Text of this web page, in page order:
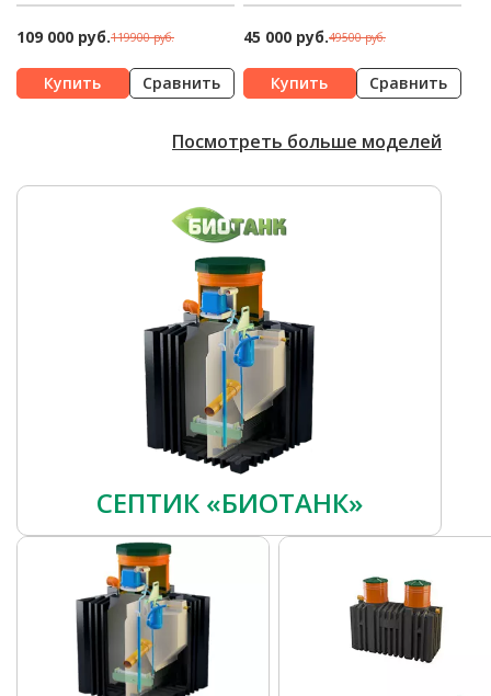
109 000 руб.119900 руб.
Сравнить
45 000 руб.49500 руб.
Сравнить
Посмотреть больше моделей
СЕПТИК «БИОТАНК»